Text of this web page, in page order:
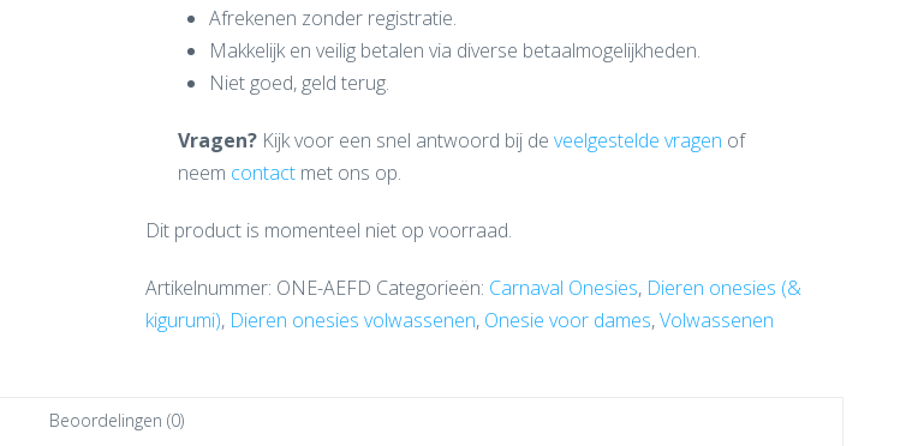
Afrekenen zonder registratie.
Makkelijk en veilig betalen via diverse betaalmogelijkheden.
Niet goed, geld terug.
Vragen?Kijk voor een snel antwoord bij de veelgestelde vragen of
neem contactmet ons op.
Dit product is momenteel niet op voorraad.
Artikelnummer: ONE-AEFD Categorieën: Carnaval Onesies, Dieren onesies (&
kigurumi), Dieren onesies volwassenen, Onesie voor dames,Volwassenen
Beoordelingen (0)